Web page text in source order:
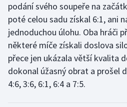
podání svého soupeře na
poté celou sadu získal 6:1, ani
jednoduchou úlohu. Oba hráči
některé míče získali doslova
přece jen ukázala větší kvalita
dokonal úžasný obrat a prošel
4:6, 3:6, 6:1, 6:4 a 7:5.